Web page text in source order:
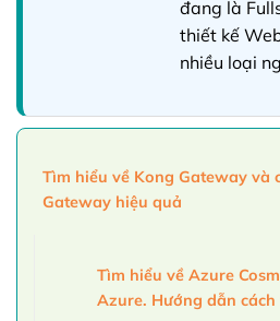
đang là
thiết kế
nhiều loại
Tìm hiểu về Kong Gateway và
Gateway hiệu quả
Tìm hiểu về Azure
Azure. Hướng dẫn